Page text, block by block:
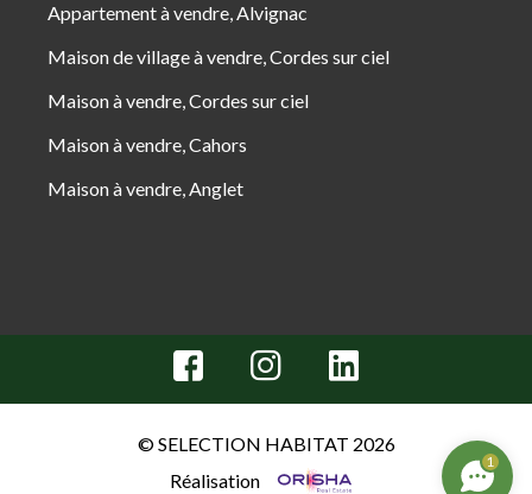
Appartement à vendre, Alvignac
Maison de village à vendre, Cordes sur ciel
Maison à vendre, Cordes sur ciel
Maison à vendre, Cahors
Maison à vendre, Anglet
© SELECTION HABITAT 2026
Réalisation
1